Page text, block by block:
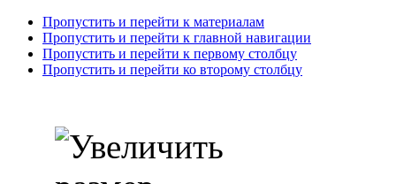
Пропустить и перейти к материалам
Пропустить и перейти к главной навигации
Пропустить и перейти к первому столбцу
Пропустить и перейти ко второму столбцу